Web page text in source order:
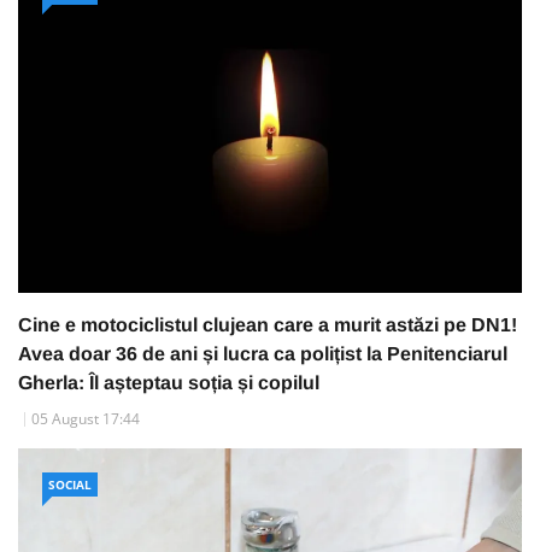
Cine e motociclistul clujean care a murit astăzi pe DN1!
Avea doar 36 de ani și lucra ca polițist la Penitenciarul
Gherla: Îl așteptau soția și copilul
05 August 17:44
SOCIAL